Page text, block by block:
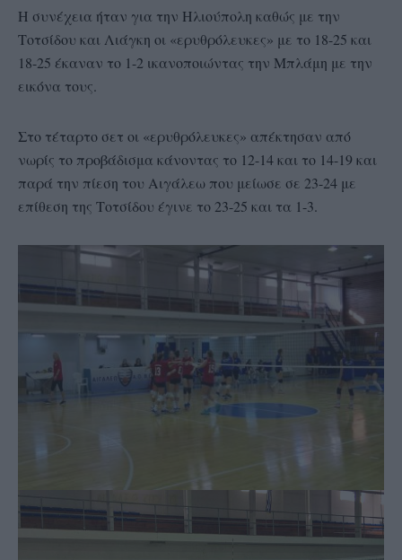
Η συνέχεια ήταν για την Ηλιούπολη καθώς με την
Τοτσίδου και Λιάγκη οι «ερυθρόλευκες» με το 18-25 και
18-25 έκαναν το 1-2 ικανοποιώντας την Μπλάμη με την
εικόνα τους.
Στο τέταρτο σετ οι «ερυθρόλευκες» απέκτησαν από
νωρίς το προβάδισμα κάνοντας το 12-14 και το 14-19 και
παρά την πίεση του Αιγάλεω που μείωσε σε 23-24 με
επίθεση της Τοτσίδου έγινε το 23-25 και τα 1-3.